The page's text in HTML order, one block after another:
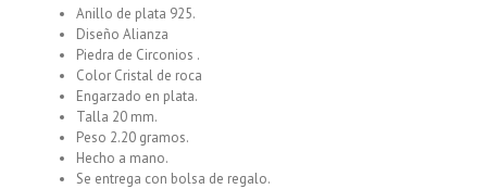
Anillo de plata 925.
Diseño Alianza
Piedra de Circonios .
Color Cristal de roca
Engarzado en plata.
Talla 20 mm.
Peso 2.20 gramos.
Hecho a mano.
Se entrega con bolsa de regalo.